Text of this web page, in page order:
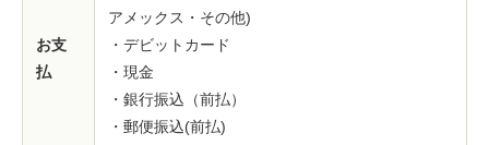
お支
払
アメックス・その他)
・デビットカード
・現金
・銀行振込（前払）
・郵便振込(前払)